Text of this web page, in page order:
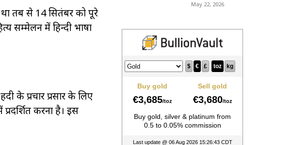
तब से 14 सितंबर को पूरे
सम्मेलन में हिन्दी भाषा
के प्रचार प्रसार के लिए
करना है। इस
May 22, 2026